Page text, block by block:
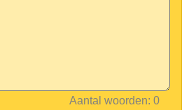
Aantal woorden: